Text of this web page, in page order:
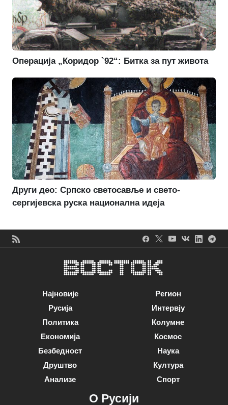
Операција „Коридор `92“: Битка за пут живота
Други део: Српско светосавље и свето-
сергијевска руска национална идеја
Најновије
Русија
Политика
Економија
Безбедност
Друштво
Анализе
Регион
Интервју
Колумне
Космос
Наука
Култура
Спорт
О Русији